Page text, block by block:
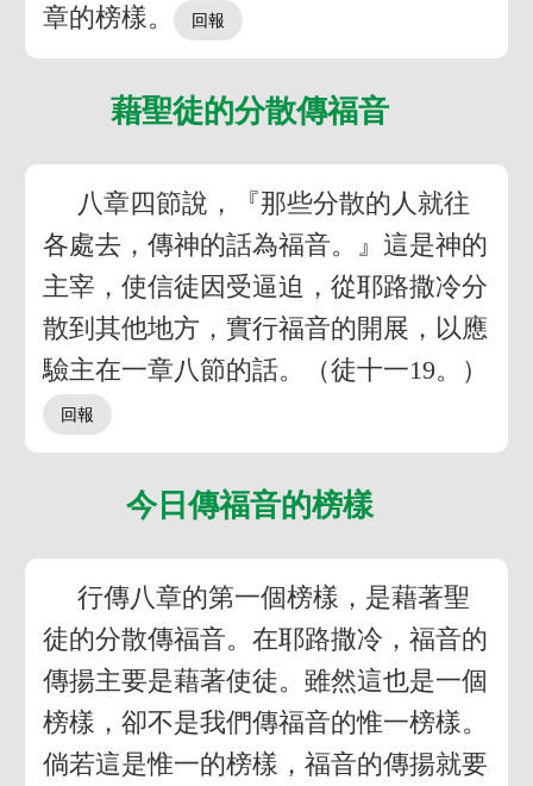
章的榜樣。
藉聖徒的分散傳福音
八章四節說，『那些分散的人就往
各處去，傳神的話為福音。』這是神的
主宰，使信徒因受逼迫，從耶路撒冷分
散到其他地方，實行福音的開展，以應
驗主在一章八節的話。（徒十一19。）
今日傳福音的榜樣
行傳八章的第一個榜樣，是藉著聖
徒的分散傳福音。在耶路撒冷，福音的
傳揚主要是藉著使徒。雖然這也是一個
榜樣，卻不是我們傳福音的惟一榜樣。
倘若這是惟一的榜樣，福音的傳揚就要